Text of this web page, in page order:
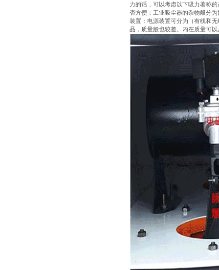
力的话，可以考虑以下吸力著称
否方便：工业吸尘器的杂物般分
装置：电源装置可分为（有线和
品，质量般也较差。内在质量可